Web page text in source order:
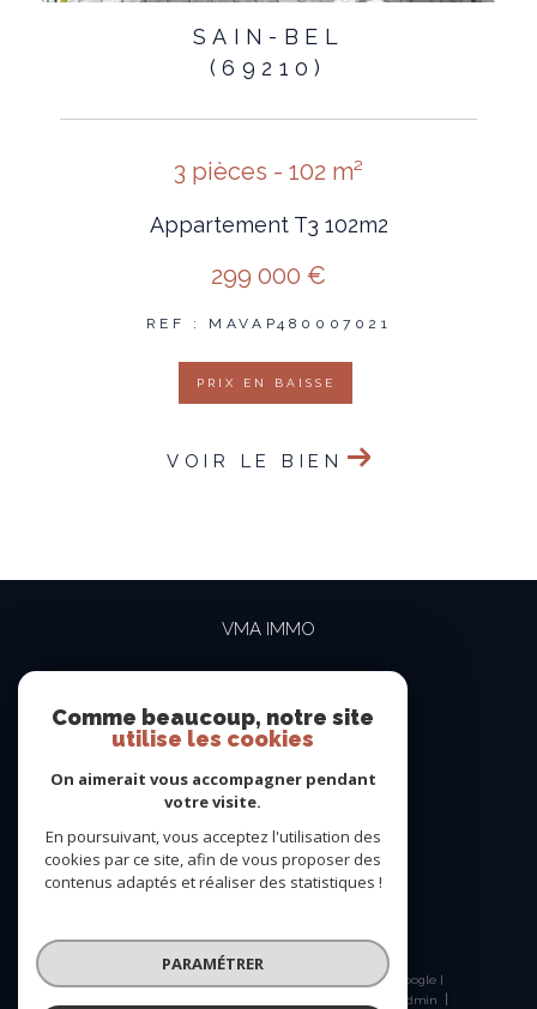
SAIN-BEL
(69210)
3 pièces - 102 m²
Appartement T3 102m2
299 000 €
REF : MAVAP480007021
PRIX EN BAISSE
VOIR LE BIEN
VMA IMMO
contact@vma-immo.com
19 rue des Rosiéristes
NOUS SUIVRE SUR
© 2026 | Tous droits réservés | Traduction powered by Google |
Admin
Comme beaucoup, notre site
utilise les cookies
On aimerait vous accompagner pendant
votre visite.
En poursuivant, vous acceptez l'utilisation des
cookies par ce site, afin de vous proposer des
contenus adaptés et réaliser des statistiques !
PARAMÉTRER